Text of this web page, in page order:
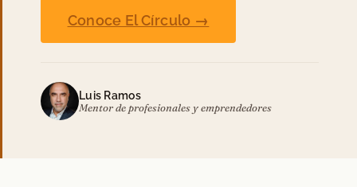
Conoce El Círculo →
Luis Ramos
Mentor de profesionales y emprendedores